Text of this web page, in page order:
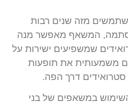
מזה שנים רבות
המשאף מאפשר מנה
שמשפיעים ישירות על
משמעותית את תופעות
סטרואידים דרך הפה.
במשאפים של בני